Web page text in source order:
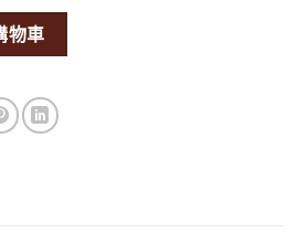
Crackers 100g量
物車